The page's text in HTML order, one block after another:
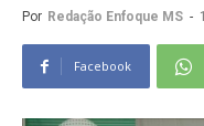
Por Redação Enfoque MS -
Facebook